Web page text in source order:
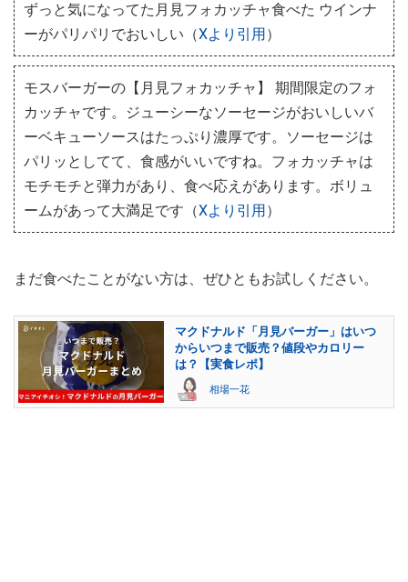
ずっと気になってた月見フォカッチャ食べた ウインナ
ーがパリパリでおいしい（Xより引用）
モスバーガーの【月見フォカッチャ】 期間限定のフォ
カッチャです。ジューシーなソーセージがおいしいバ
ーベキューソースはたっぷり濃厚です。ソーセージは
パリッとしてて、食感がいいですね。フォカッチャは
モチモチと弾力があり、食べ応えがあります。ボリュ
ームがあって大満足です（Xより引用）
まだ食べたことがない方は、ぜひともお試しください。
マクドナルド「月見バーガー」はいつ
からいつまで販売？値段やカロリー
は？【実食レポ】
相場一花